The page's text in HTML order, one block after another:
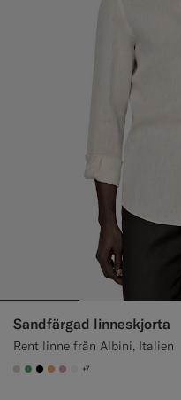
Sandfärgad linneskjorta
Rent linne från Albini, Italien
#D7D1C3
#50AA6A
#000000
#F9AA62
#DAA1B6
#F1EFE8
+7